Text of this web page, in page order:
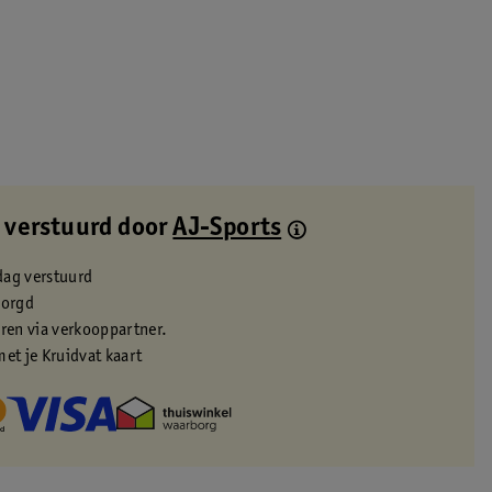
verstuurd doorAJ-Sports
verstuurd
via verkooppartner.
je Kruidvat kaart